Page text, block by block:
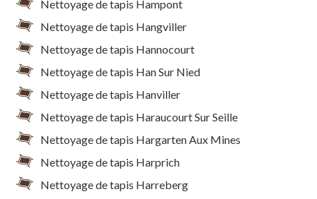
Nettoyage de tapis Hampont
Nettoyage de tapis Hangviller
Nettoyage de tapis Hannocourt
Nettoyage de tapis Han Sur Nied
Nettoyage de tapis Hanviller
Nettoyage de tapis Haraucourt Sur Seille
Nettoyage de tapis Hargarten Aux Mines
Nettoyage de tapis Harprich
Nettoyage de tapis Harreberg